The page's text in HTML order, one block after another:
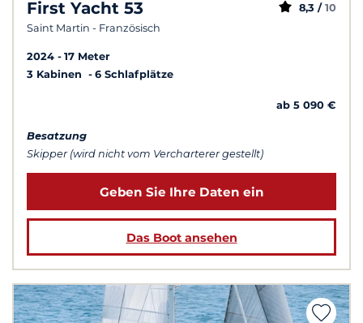
First Yacht 53
Saint Martin - Französisch
8,3 / 10
2024
17 Meter
3 Kabinen
6 Schlafplätze
ab 5 090 €
Besatzung
Skipper (wird nicht vom Vercharterer gestellt)
Geben Sie Ihre Daten ein
Das Boot ansehen